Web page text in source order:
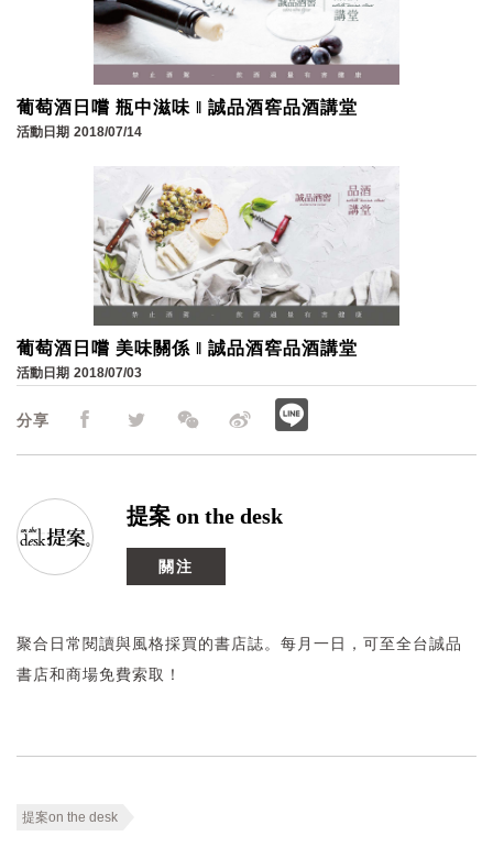
分享
提案 on the desk
關注
聚合日常閱讀與風格採買的書店誌。每月一日，可至全台誠品
書店和商場免費索取！
提案on the desk
葡萄酒日嚐 瓶中滋味 ‖ 誠品酒窖品酒講堂
活動日期 2018/07/14
葡萄酒日嚐 美味關係 ‖ 誠品酒窖品酒講堂
活動日期 2018/07/03